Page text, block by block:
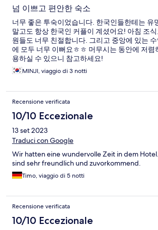
넘 이쁘고 편안한 숙소
너무 좋은 투숙이었습니다. 한국인들한테는 유
말고도 항상 한국인 커플이 계셨어요! 아침 조
원들도 너무 친절합니다. 그리고 중앙에 있는
에 모두 너무 이뻐요ㅎㅎ 머무시는 동안에 저렴
용하실 수 있으니 참고하세요!
MINJI, viaggio di 3 notti
Recensione verificata
10/10 Eccezionale
13 set 2023
Traduci con Google
Wir hatten eine wundervolle Zeit in dem
sind sehr freundlich und zuvorkommend.
Timo, viaggio di 5 notti
Recensione verificata
10/10 Eccezionale